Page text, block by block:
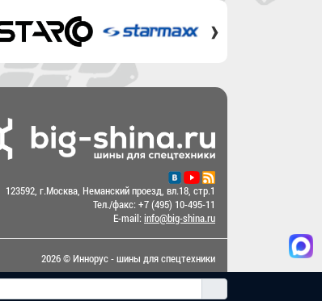
›
123592, г.Москва, Неманский проезд, вл.18, стр.1
Тел./факс:+7 (495) 10-495-11
E-mail:info@big-shina.ru
2026 © Иннорус - шины для спецтехники